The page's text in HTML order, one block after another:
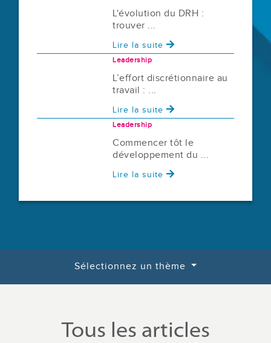
L'évolution du DRH :
trouver ...
Lire la suite
Leadership
L’effort discrétionnaire au
travail : ...
Lire la suite
Leadership
Commencer tôt le
développement du ...
Lire la suite
Sélectionnez un thème
Tous les articles